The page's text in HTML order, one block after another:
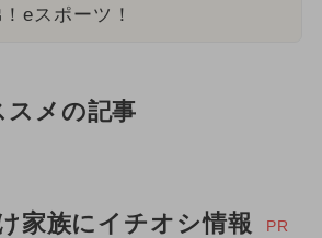
eスポーツ！
メの記事
家族にイチオシ情報 PR